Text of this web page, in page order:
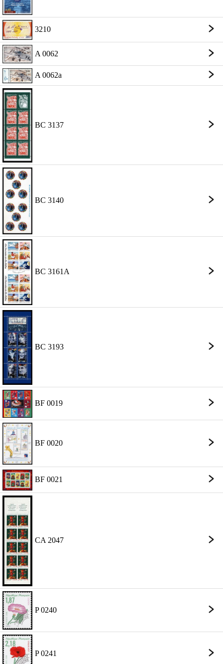
3210
A 0062
A 0062a
BC 3137
BC 3140
BC 3161A
BC 3193
BF 0019
BF 0020
BF 0021
CA 2047
P 0240
P 0241